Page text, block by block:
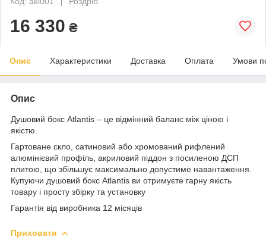
16 330 ₴
Опис Характеристики Доставка Оплата Умови
Опис
Душовий бокс Atlantis – це відмінний баланс між ціною і
якістю.
Гартоване скло, сатиновий або хромований рифлений
алюмінієвий профіль, акриловий піддон з посиленою ДСП
плитою, що збільшує максимально допустиме навантаження.
Купуючи душовий бокс Atlantis ви отримуєте гарну якість
товару і просту збірку та установку
Гарантія від виробника 12 місяців
Приховати